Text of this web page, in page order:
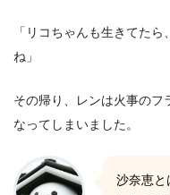
「リコちゃんも生きてた
ね」
その帰り、レンは火事のフ
なってしまいました。
沙奈恵と